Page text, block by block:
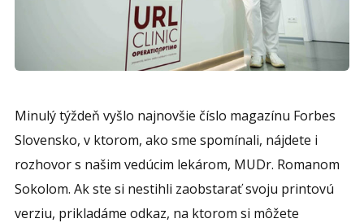
Minulý týždeň vyšlo najnovšie číslo magazínu Forbes
Slovensko, v ktorom, ako sme spomínali, nájdete i
rozhovor s našim vedúcim lekárom, MUDr. Romanom
Sokolom. Ak ste si nestihli zaobstarať svoju printovú
verziu, prikladáme odkaz, na ktorom si môžete